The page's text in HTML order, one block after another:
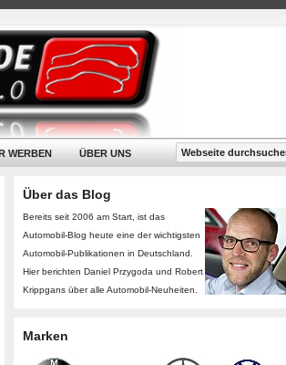
WERBEN ÜBER UNS
Über das Blog
Bereits seit 2006 am Start, ist das
Automobil-Blog heute eine der wichtigsten
Automobil-Publikationen in Deutschland.
Hier berichten Daniel Przygoda und Robert
Krippgans über alle Automobil-Neuheiten.
Marken